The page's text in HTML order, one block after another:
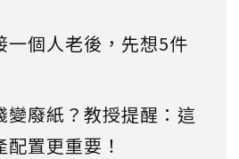
一個人老後，先想5件
變廢紙？教授提醒：這
置更重要！